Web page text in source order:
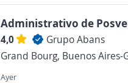
Administrativo de
4,0
Grupo Abans
Grand Bourg, Buenos Aires-
Ayer